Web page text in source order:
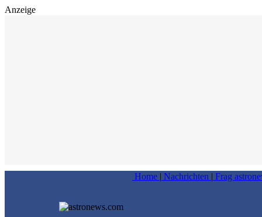
Anzeige
Home | Nachrichten | Frag